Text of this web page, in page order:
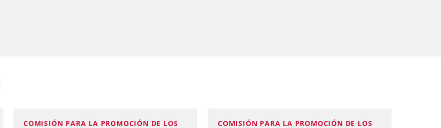
COMISIÓN PARA LA PROMOCIÓN DE LOS
COMISIÓN PARA LA PROMOCIÓN DE LOS